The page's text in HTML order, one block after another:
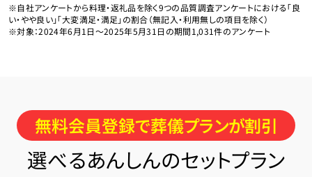
※自社アンケートから料理・返礼品を除く9つの品質調査アンケートにおける「良
い・やや良い」「大変満足・満足」の割合（無記入・利用無しの項目を除く）
※対象：2024年6月1日〜2025年5月31日の期間1,031件のアンケート
無料会員登録で葬儀プランが割引
選べるあんしんのセットプラン